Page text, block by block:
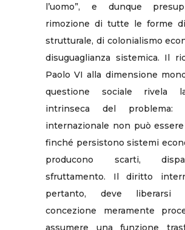
l’uomo”, e dunque
rimozione di tutte le forme
strutturale, di colonialismo
disuguaglianza sistemica. Il
Paolo VI alla dimensione
questione sociale rivela
intrinseca del problema:
internazionale non può
finché persistono sistemi
producono scarti,
sfruttamento. Il diritto
pertanto, deve liberarsi
concezione meramente
assumere una funzione